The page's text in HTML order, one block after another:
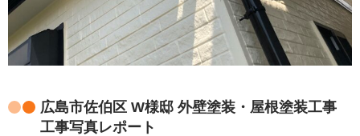
広島市佐伯区 W様邸 外壁塗装・屋根塗装工事
工事写真レポート